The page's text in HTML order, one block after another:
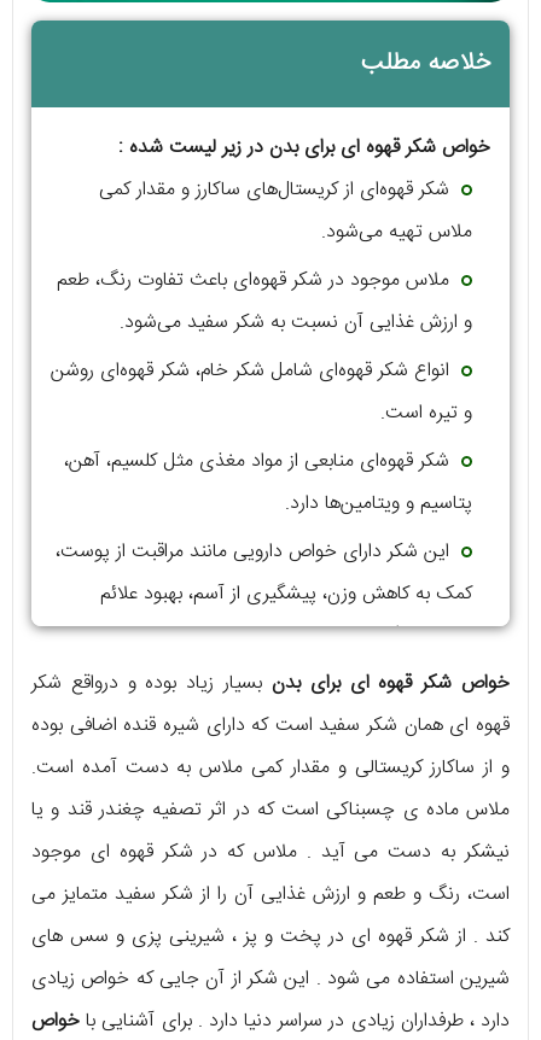
خلاصه مطلب
خواص شکر قهوه ای برای بدن در زیر لیست شده :
شکر قهوه‌ای از کریستال‌های ساکارز و مقدار کمی
ملاس تهیه می‌شود.
ملاس موجود در شکر قهوه‌ای باعث تفاوت رنگ، طعم
و ارزش غذایی آن نسبت به شکر سفید می‌شود.
انواع شکر قهوه‌ای شامل شکر خام، شکر قهوه‌ای روشن
و تیره است.
شکر قهوه‌ای منابعی از مواد مغذی مثل کلسیم، آهن،
پتاسیم و ویتامین‌ها دارد.
این شکر دارای خواص دارویی مانند مراقبت از پوست،
کمک به کاهش وزن، پیشگیری از آسم، بهبود علائم
سرماخوردگی، و تسریع بهبودی پس از زایمان است.
در آشپزی، شکر قهوه‌ای باعث حفظ رطوبت و نرمی
شیرینی‌ها می‌شود.
خواص شکر قهوه ای برای بدن بسیار زیاد بوده و درواقع شکر
قهوه ای همان شکر سفید است که دارای شیره قنده اضافی بوده
و از ساکارز کریستالی و مقدار کمی ملاس به دست آمده است.
ملاس ماده ی چسبناکی است که در اثر تصفیه چغندر قند و یا
نیشکر به دست می آید . ملاس که در شکر قهوه ای موجود
است، رنگ و طعم و ارزش غذایی آن را از شکر سفید متمایز می
کند . از شکر قهوه ای در پخت و پز ، شیرینی پزی و سس های
شیرین استفاده می شود . این شکر از آن جایی که خواص زیادی
دارد ، طرفداران زیادی در سراسر دنیا دارد . برای آشنایی باخواص